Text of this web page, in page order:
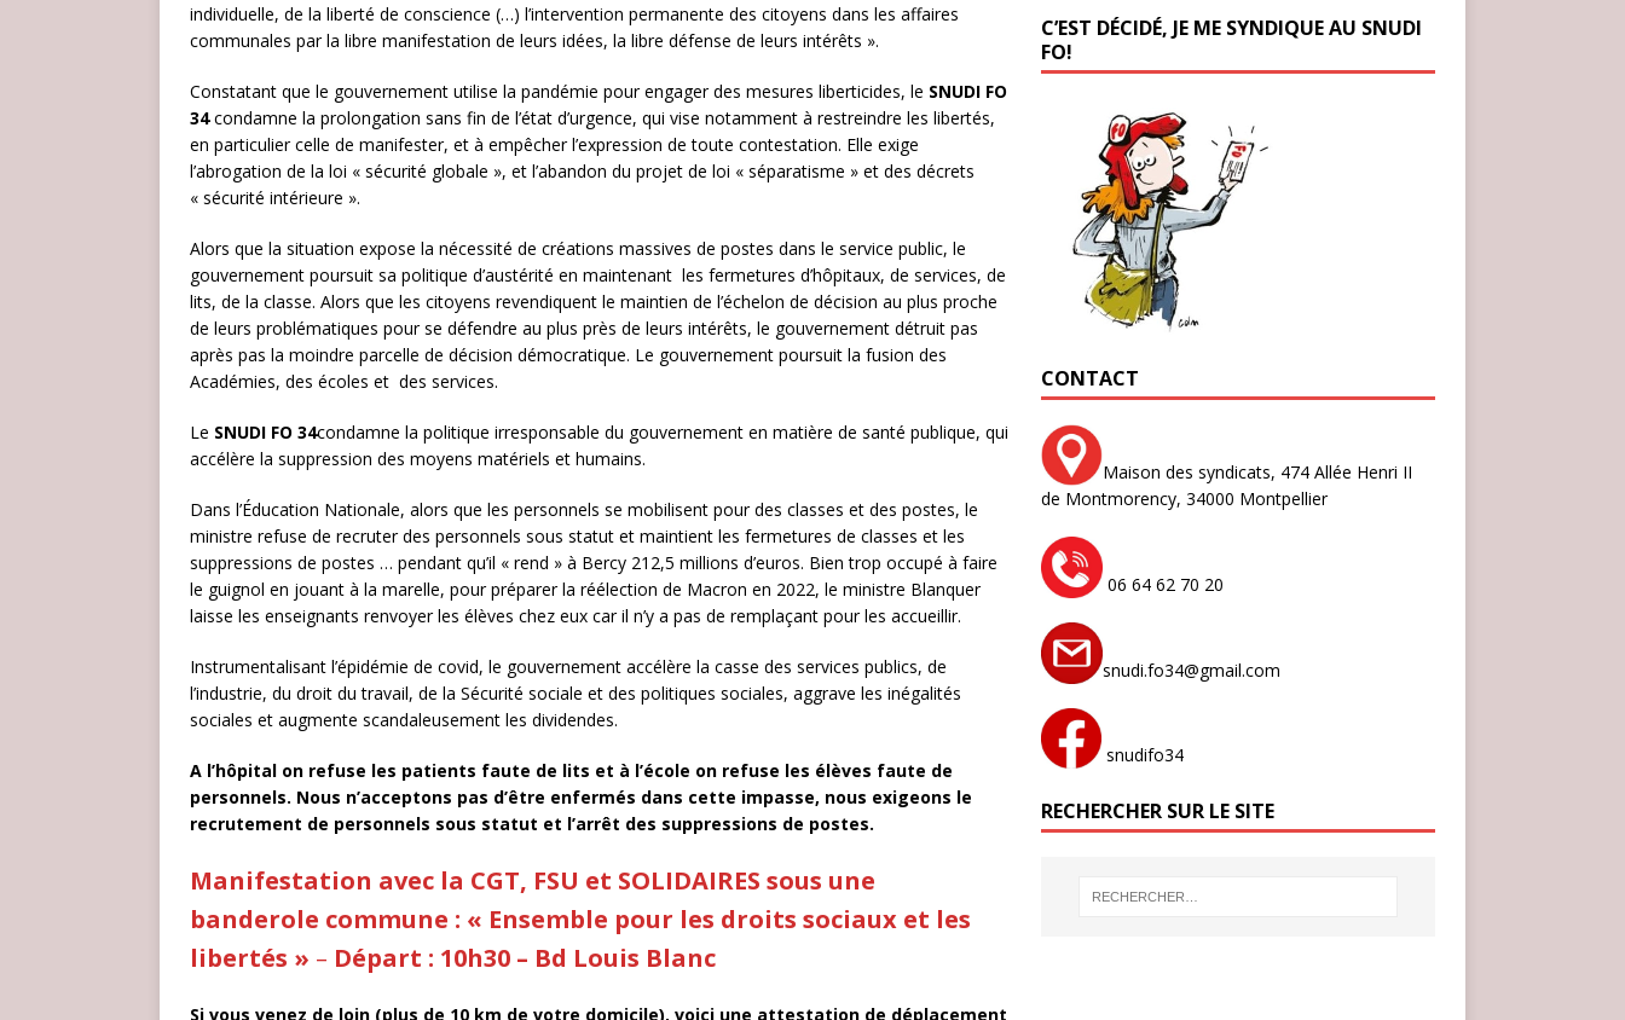
individuelle, de la liberté de conscience (…) l’intervention permanente des citoyens dans les affaires
communales par la libre manifestation de leurs idées, la libre défense de leurs intérêts ».
Constatant que le gouvernement utilise la pandémie pour engager des mesures liberticides, le SNUDI FO
34condamne la prolongation sans fin de l’état d’urgence, qui vise notamment à restreindre les libertés,
en particulier celle de manifester, et à empêcher l’expression de toute contestation. Elle exige
l’abrogation de la loi « sécurité globale », et l’abandon du projet de loi « séparatisme » et des décrets
« sécurité intérieure ».
Alors que la situation expose la nécessité de créations massives de postes dans le service public, le
gouvernement poursuit sa politique d’austérité en maintenant les fermetures d’hôpitaux, de services, de
lits, de la classe. Alors que les citoyens revendiquent le maintien de l’échelon de décision au plus proche
de leurs problématiques pour se défendre au plus près de leurs intérêts, le gouvernement détruit pas
après pas la moindre parcelle de décision démocratique. Le gouvernement poursuit la fusion des
Académies, des écoles et des services.
Le SNUDI FO 34condamne la politique irresponsable du gouvernement en matière de santé publique, qui
accélère la suppression des moyens matériels et humains.
Dans l’Éducation Nationale, alors que les personnels se mobilisent pour des classes et des postes, le
ministre refuse de recruter des personnels sous statut et maintient les fermetures de classes et les
suppressions de postes … pendant qu’il « rend » à Bercy 212,5 millions d’euros. Bien trop occupé à faire
le guignol en jouant à la marelle, pour préparer la réélection de Macron en 2022, le ministre Blanquer
laisse les enseignants renvoyer les élèves chez eux car il n’y a pas de remplaçant pour les accueillir.
Instrumentalisant l’épidémie de covid, le gouvernement accélère la casse des services publics, de
l’industrie, du droit du travail, de la Sécurité sociale et des politiques sociales, aggrave les inégalités
sociales et augmente scandaleusement les dividendes.
A l’hôpital on refuse les patients faute de lits et à l’école on refuse les élèves faute de
personnels. Nous n’acceptons pas d’être enfermés dans cette impasse, nous exigeons le
recrutement de personnels sous statut et l’arrêt des suppressions de postes.
Manifestation avec la CGT, FSU et SOLIDAIRES sous une
banderole commune : « Ensemble pour les droits sociaux et les
libertés » – Départ : 10h30 – Bd Louis Blanc
Si vous venez de loin (plus de 10 km de votre domicile), voici une attestation de déplacement
C’EST DÉCIDÉ, JE ME SYNDIQUE AU SNUDI
FO!
CONTACT
Maison des syndicats, 474 Allée Henri II
de Montmorency, 34000 Montpellier
06 64 62 70 20
snudi.fo34@gmail.com
snudifo34
RECHERCHER SUR LE SITE